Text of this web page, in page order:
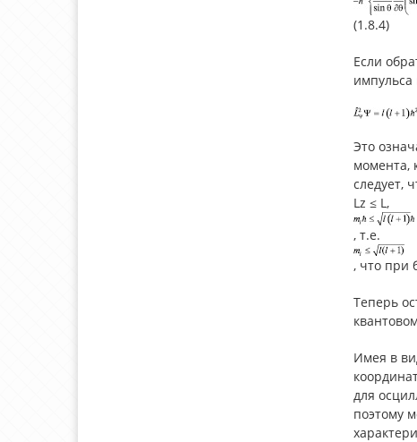
(1.8.4)
Если
Это
момента,
следует,
Lz ≤ L,
, т.е.
, что при
Теперь
Имея в
для
поэтому